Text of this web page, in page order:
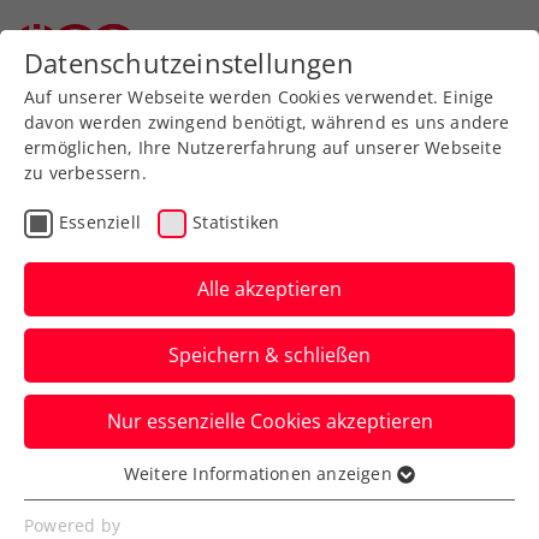
Zurück zur Newsübersicht
Rollstuhltennis
Dritte Station der WTTA-
Turnierserie
Bei launischem Wetter holte sich Martin
Hörz-Weber das Double in Salzburg.
Verfasst von: Werner Tinkhauser, 28.08.2023
Datenschutzeinstellungen
Auf unserer Webseite werden Cookies verwendet. Einige
davon werden zwingend benötigt, während es uns andere
ermöglichen, Ihre Nutzererfahrung auf unserer Webseite
zu verbessern.
Essenziell Statistiken
Alle akzeptieren
Speichern & schließen
Nur essenzielle Cookies akzeptieren
Essenziell
Essenzielle Cookies werden für grundlegende
Weitere Informationen anzeigen
Powered by